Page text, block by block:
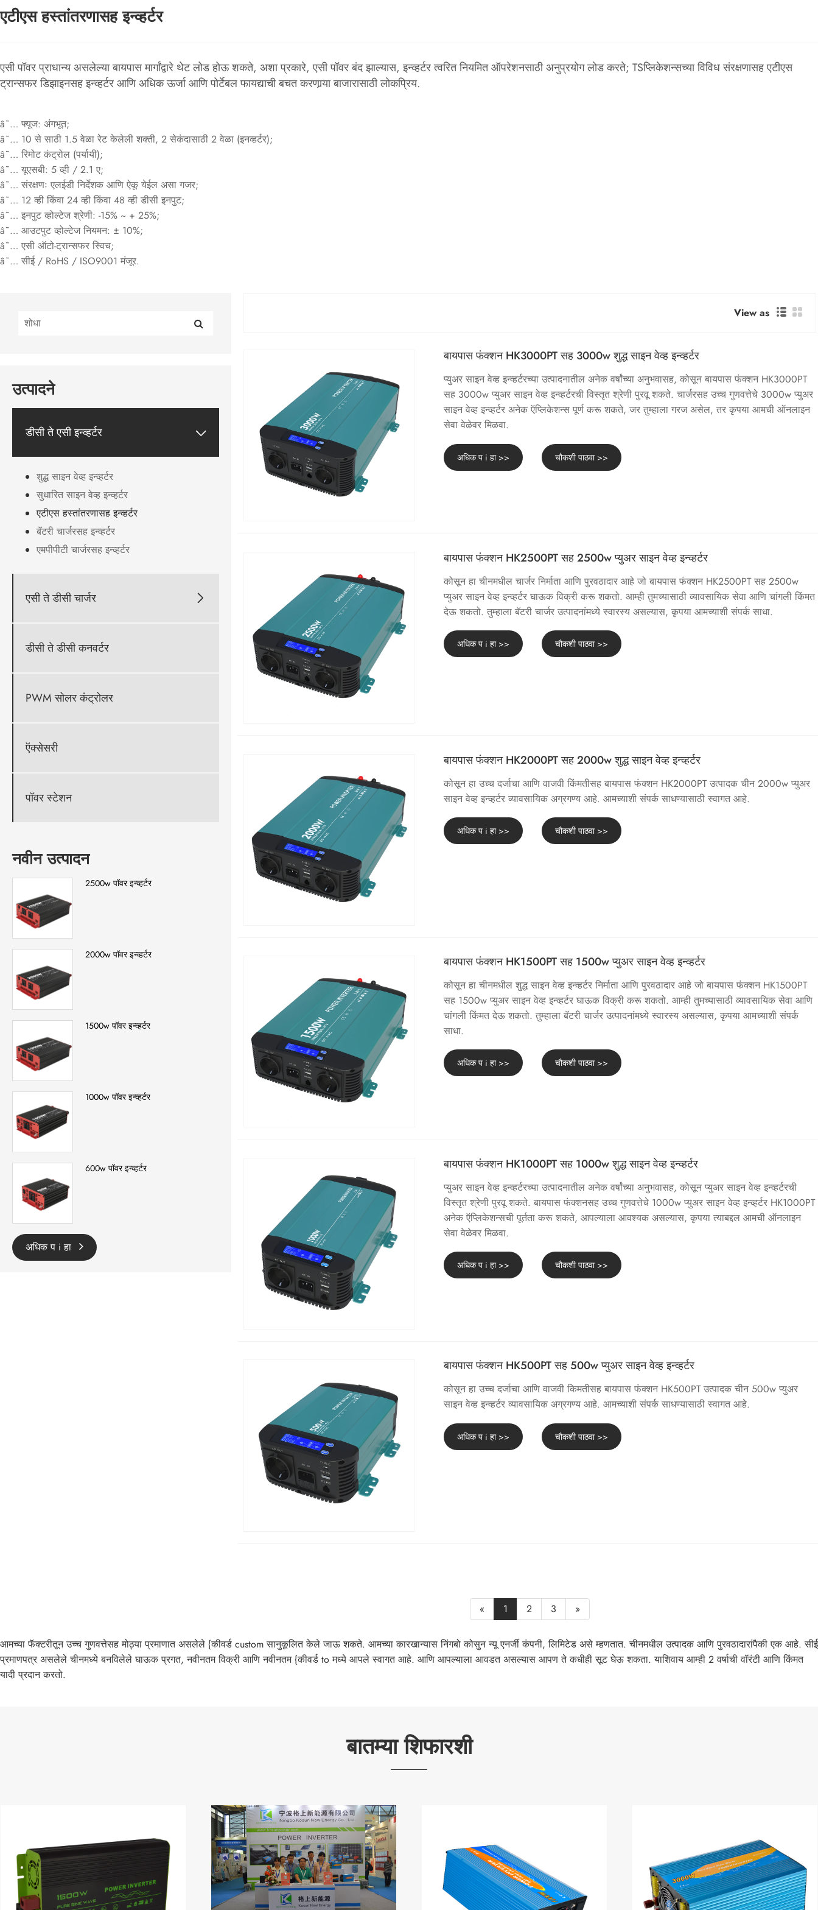
एटीएस हस्तांतरणासह इन्व्हर्टर
एसी पॉवर प्राधान्य असलेल्या बायपास मार्गांद्वारे थेट लोड होऊ शकते, अशा प्रकारे, एसी पॉवर बंद झाल्यास, इन्व्हर्टर त्वरित नियमित ऑपरेशनसाठी अनुप्रयोग लोड करते; TSप्लिकेशन्सच्या विविध संरक्षणासह एटीएस
ट्रान्सफर डिझाइनसह इन्व्हर्टर आणि अधिक ऊर्जा आणि पोर्टेबल फायद्याची बचत करणार्‍या बाजारासाठी लोकप्रिय.
â˜… फ्यूज: अंगभूत;
â˜… 10 से साठी 1.5 वेळा रेट केलेली शक्ती, 2 सेकंदासाठी 2 वेळा (इनव्हर्टर);
â˜… रिमोट कंट्रोल (पर्यायी);
â˜… यूएसबी: 5 व्ही / 2.1 ए;
â˜… संरक्षणः एलईडी निर्देशक आणि ऐकू येईल असा गजर;
â˜… 12 व्ही किंवा 24 व्ही किंवा 48 व्ही डीसी इनपुट;
â˜… इनपुट व्होल्टेज श्रेणी: -15% ~ + 25%;
â˜… आउटपुट व्होल्टेज नियमन: ± 10%;
â˜… एसी ऑटो-ट्रान्सफर स्विच;
â˜… सीई / RoHS / ISO9001 मंजूर.
उत्पादने
डीसी ते एसी इन्व्हर्टर 
शुद्ध साइन वेव्ह इन्व्हर्टर
सुधारित साइन वेव्ह इन्व्हर्टर
एटीएस हस्तांतरणासह इन्व्हर्टर
बॅटरी चार्जरसह इन्व्हर्टर
एमपीपीटी चार्जरसह इन्व्हर्टर
एसी ते डीसी चार्जर 
डीसी ते डीसी कनवर्टर
PWM सोलर कंट्रोलर
ऍक्सेसरी
पॉवर स्टेशन
नवीन उत्पादन
2500w पॉवर इन्व्हर्टर
2000w पॉवर इन्व्हर्टर
1500w पॉवर इन्व्हर्टर
1000w पॉवर इन्व्हर्टर
600w पॉवर इन्व्हर्टर
अधिक प i हा
View as
बायपास फंक्शन HK3000PT सह 3000w शुद्ध साइन वेव्ह इन्व्हर्टर
प्युअर साइन वेव्ह इन्व्हर्टरच्या उत्पादनातील अनेक वर्षांच्या अनुभवासह, कोसून बायपास फंक्शन HK3000PT
सह 3000w प्युअर साइन वेव्ह इन्व्हर्टरची विस्तृत श्रेणी पुरवू शकते. चार्जरसह उच्च गुणवत्तेचे 3000w प्युअर
साइन वेव्ह इन्व्हर्टर अनेक ऍप्लिकेशन्स पूर्ण करू शकते, जर तुम्हाला गरज असेल, तर कृपया आमची ऑनलाइन
सेवा वेळेवर मिळवा.
अधिक प i हा >> चौकशी पाठवा >>
बायपास फंक्शन HK2500PT सह 2500w प्युअर साइन वेव्ह इन्व्हर्टर
कोसून हा चीनमधील चार्जर निर्माता आणि पुरवठादार आहे जो बायपास फंक्शन HK2500PT सह 2500w
प्युअर साइन वेव्ह इन्व्हर्टर घाऊक विक्री करू शकतो. आम्ही तुमच्यासाठी व्यावसायिक सेवा आणि चांगली किंमत
देऊ शकतो. तुम्हाला बॅटरी चार्जर उत्पादनांमध्ये स्वारस्य असल्यास, कृपया आमच्याशी संपर्क साधा.
अधिक प i हा >> चौकशी पाठवा >>
बायपास फंक्शन HK2000PT सह 2000w शुद्ध साइन वेव्ह इन्व्हर्टर
कोसून हा उच्च दर्जाचा आणि वाजवी किंमतीसह बायपास फंक्शन HK2000PT उत्पादक चीन 2000w प्युअर
साइन वेव्ह इन्व्हर्टर व्यावसायिक अग्रगण्य आहे. आमच्याशी संपर्क साधण्यासाठी स्वागत आहे.
अधिक प i हा >> चौकशी पाठवा >>
बायपास फंक्शन HK1500PT सह 1500w प्युअर साइन वेव्ह इन्व्हर्टर
कोसून हा चीनमधील शुद्ध साइन वेव्ह इन्व्हर्टर निर्माता आणि पुरवठादार आहे जो बायपास फंक्शन HK1500PT
सह 1500w प्युअर साइन वेव्ह इन्व्हर्टर घाऊक विक्री करू शकतो. आम्ही तुमच्यासाठी व्यावसायिक सेवा आणि
चांगली किंमत देऊ शकतो. तुम्हाला बॅटरी चार्जर उत्पादनांमध्ये स्वारस्य असल्यास, कृपया आमच्याशी संपर्क
साधा.
अधिक प i हा >> चौकशी पाठवा >>
बायपास फंक्शन HK1000PT सह 1000w शुद्ध साइन वेव्ह इन्व्हर्टर
प्युअर साइन वेव्ह इन्व्हर्टरच्या उत्पादनातील अनेक वर्षांच्या अनुभवासह, कोसून प्युअर साइन वेव्ह इन्व्हर्टरची
विस्तृत श्रेणी पुरवू शकते. बायपास फंक्शनसह उच्च गुणवत्तेचे 1000w प्युअर साइन वेव्ह इन्व्हर्टर HK1000PT
अनेक ऍप्लिकेशन्सची पूर्तता करू शकते, आपल्याला आवश्यक असल्यास, कृपया त्याबद्दल आमची ऑनलाइन
सेवा वेळेवर मिळवा.
अधिक प i हा >> चौकशी पाठवा >>
बायपास फंक्शन HK500PT सह 500w प्युअर साइन वेव्ह इन्व्हर्टर
कोसून हा उच्च दर्जाचा आणि वाजवी किमतीसह बायपास फंक्शन HK500PT उत्पादक चीन 500w प्युअर
साइन वेव्ह इन्व्हर्टर व्यावसायिक अग्रगण्य आहे. आमच्याशी संपर्क साधण्यासाठी स्वागत आहे.
अधिक प i हा >> चौकशी पाठवा >>
« 1 2 3 »
आमच्या फॅक्टरीतून उच्च गुणवत्तेसह मोठ्या प्रमाणात असलेले {कीवर्ड custom सानुकूलित केले जाऊ शकते. आमच्या कारखान्यास निंगबो कोसुन न्यू एनर्जी कंपनी, लिमिटेड असे म्हणतात. चीनमधील उत्पादक आणि पुरवठादारांपैकी एक आहे. सीई
प्रमाणपत्र असलेले चीनमध्ये बनविलेले घाऊक प्रगत, नवीनतम विक्री आणि नवीनतम {कीवर्ड to मध्ये आपले स्वागत आहे. आणि आपल्याला आवडत असल्यास आपण ते कधीही सूट घेऊ शकता. याशिवाय आम्ही 2 वर्षाची वॉरंटी आणि किंमत
यादी प्रदान करतो.
बातम्या शिफारशी